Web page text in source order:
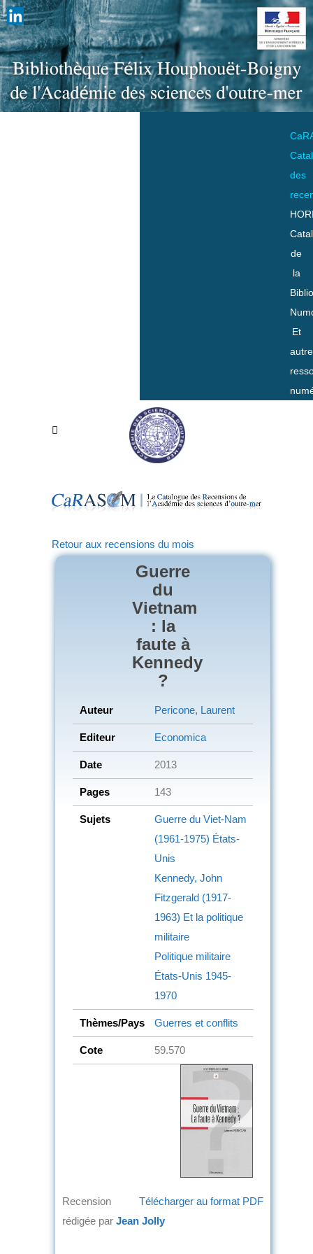
des
de
la
Et
Retour aux recensions du mois
Guerre
du
Vietnam
: la
faute à
Kennedy
?
Auteur Pericone, Laurent
Editeur Economica
Date 2013
Pages 143
Sujets
Guerre du Viet-Nam
(1961-1975) États-
Unis
Kennedy, John
Fitzgerald (1917-
1963) Et la politique
militaire
Politique militaire
États-Unis 1945-
1970
Thèmes/Pays Guerres et conflits
Cote 59.570
Télécharger au format PDF
Recension
rédigée par Jean Jolly